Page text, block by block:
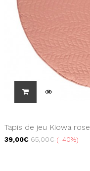
Tapis de jeu Kiowa rose
39,00€ 65,00€ -40%